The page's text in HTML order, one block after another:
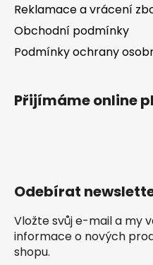
Reklamace a vrácení
Obchodní podmínky
Podmínky ochrany
Přijímáme online
Odebírat
Vložte svůj e-mail a my
informace o nových
shopu.